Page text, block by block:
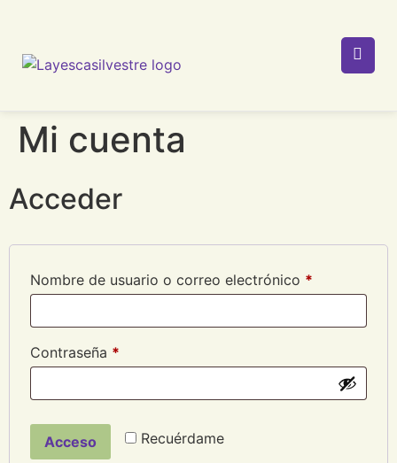
Mi cuenta
Acceder
Nombre de usuario o correo electrónico *
Contraseña *
Recuérdame
Acceso